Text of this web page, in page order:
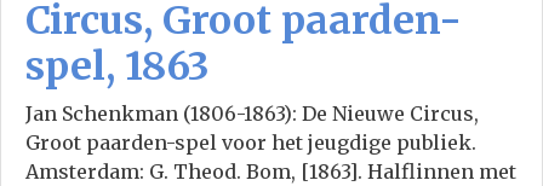
Circus, Groot paarden-
spel, 1863
Jan Schenkman (1806-1863): De Nieuwe Circus,
Groot paarden-spel voor het jeugdige publiek.
Amsterdam: G. Theod. Bom, [1863]. Halflinnen met